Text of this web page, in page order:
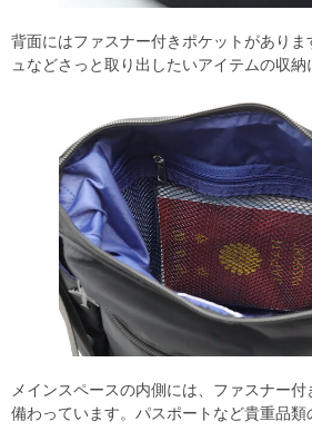
背面にはファスナー付きポケットがあり
ュなどさっと取り出したいアイテムの収納
メインスペースの内側には、ファスナー
備わっています。パスポートなど貴重品類